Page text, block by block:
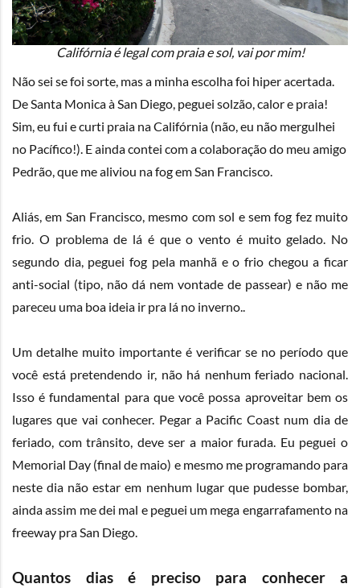
Califórnia é legal com praia e sol, vai por mim!
Não sei se foi sorte, mas a minha escolha foi hiper acertada.
De Santa Monica à San Diego, peguei solzão, calor e praia!
Sim, eu fui e curti praia na Califórnia (não, eu não mergulhei
no Pacífico!). E ainda contei com a colaboração do meu amigo
Pedrão, que me aliviou na fog em San Francisco.
Aliás, em San Francisco, mesmo com sol e sem fog fez muito
frio. O problema de lá é que o vento é muito gelado. No
segundo dia, peguei fog pela manhã e o frio chegou a ficar
anti-social (tipo, não dá nem vontade de passear) e não me
pareceu uma boa ideia ir pra lá no inverno..
Um detalhe muito importante é verificar se no período que
você está pretendendo ir, não há nenhum feriado nacional.
Isso é fundamental para que você possa aproveitar bem os
lugares que vai conhecer. Pegar a Pacific Coast num dia de
feriado, com trânsito, deve ser a maior furada. Eu peguei o
Memorial Day (final de maio) e mesmo me programando para
neste dia não estar em nenhum lugar que pudesse bombar,
ainda assim me dei mal e peguei um mega engarrafamento na
freeway pra San Diego.
Quantos dias é preciso para conhecer a